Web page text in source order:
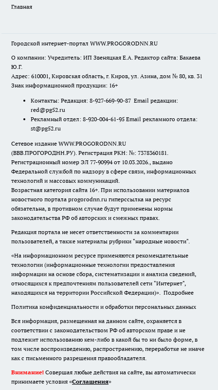
Главная
Городской интернет-портал WWW.PROGORODNN.RU
О компании: Учредитель: ИП Звеняцкая Е.А. Редактор сайта: Бакаева
Ю.Г.
Адрес: 610001, Кировская область, г. Киров, ул. Азина, дом № 80, кв. 31
Знак информационной продукции: 16+
Контакты: Редакция: 8-927-669-90-87 Email редакции:
red@pg52.ru
Рекламный отдел: 8-920-004-61-95 Email рекламного отдела:
st@pg52.ru
Сетевое издание WWW.PROGORODNN.RU
(ВВВ.ПРОГОРОДНН.РУ). Регистрация РКН: №: 7378360181.
Регистрационный номер ЭЛ 77-90994 от 10.03.2026., выдано
Федеральной службой по надзору в сфере связи, информационных
технологий и массовых коммуникаций.
Возрастная категория сайта 16+. При использовании материалов
новостного портала progorodnn.ru гиперссылка на ресурс
обязательна, в противном случае будут применены нормы
законодательства РФ об авторских и смежных правах.
Редакция портала не несет ответственности за комментарии
пользователей, а также материалы рубрики "народные новости".
«На информационном ресурсе применяются рекомендательные
технологии (информационные технологии предоставления
информации на основе сбора, систематизации и анализа сведений,
относящихся к предпочтениям пользователей сети "Интернет",
находящихся на территории Российской Федерации)». Подробнее
Политика конфиденциальности и обработки персональных данных
Вся информация, размещенная на данном сайте, охраняется в
соответствии с законодательством РФ об авторском праве и не
подлежит использованию кем-либо в какой бы то ни было форме, в
том числе воспроизведению, распространению, переработке не иначе
как с письменного разрешения правообладателя.
Внимание! Совершая любые действия на сайте, вы автоматически
принимаете условия «Cоглашения»